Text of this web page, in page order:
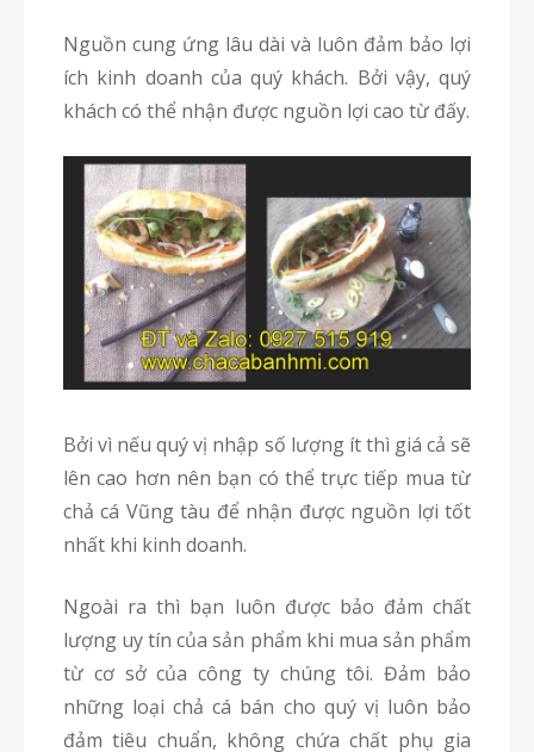
Nguồn cung ứng lâu dài và luôn đảm bảo lợi
ích kinh doanh của quý khách. Bởi vậy, quý
khách có thể nhận được nguồn lợi cao từ đấy.
Bởi vì nếu quý vị nhập số lượng ít thì giá cả sẽ
lên cao hơn nên bạn có thể trực tiếp mua từ
chả cá Vũng tàu để nhận được nguồn lợi tốt
nhất khi kinh doanh.
Ngoài ra thì bạn luôn được bảo đảm chất
lượng uy tín của sản phẩm khi mua sản phẩm
từ cơ sở của công ty chúng tôi. Đảm bảo
những loại chả cá bán cho quý vị luôn bảo
đảm tiêu chuẩn, không chứa chất phụ gia